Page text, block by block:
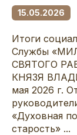
15.05.2026
Итоги
Службы
СВЯТОГО
КНЯЗЯ
мая 2026 г.
«Духовная
старость» ...